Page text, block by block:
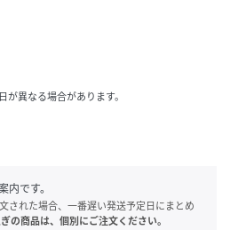
異なる場合があります。
です。
された場合、一番遅い発送予定日にまとめ
の商品は、個別にご注文ください。